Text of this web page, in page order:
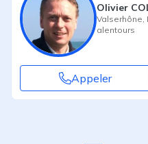
Olivier
Valserhône
alentours
Appeler